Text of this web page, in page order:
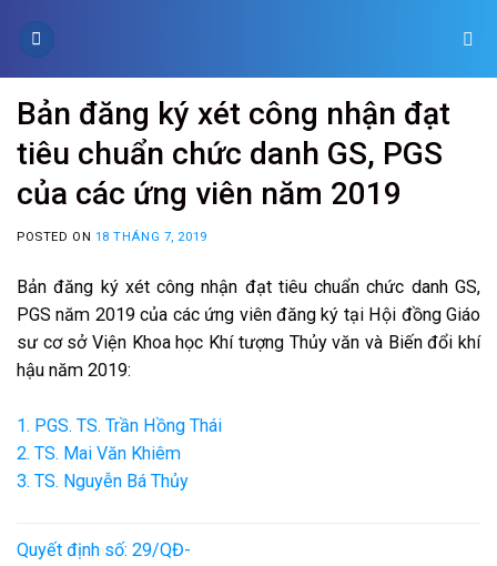
Bản đăng ký xét công nhận đạt
tiêu chuẩn chức danh GS, PGS
của các ứng viên năm 2019
POSTED ON 18 THÁNG 7, 2019
Bản đăng ký xét công nhận đạt tiêu chuẩn chức danh GS,
PGS năm 2019 của các ứng viên đăng ký tại Hội đồng Giáo
sư cơ sở Viện Khoa học Khí tượng Thủy văn và Biến đổi khí
hậu năm 2019:
1. PGS. TS. Trần Hồng Thái
2. TS. Mai Văn Khiêm
3. TS. Nguyễn Bá Thủy
Quyết định số: 29/QĐ-